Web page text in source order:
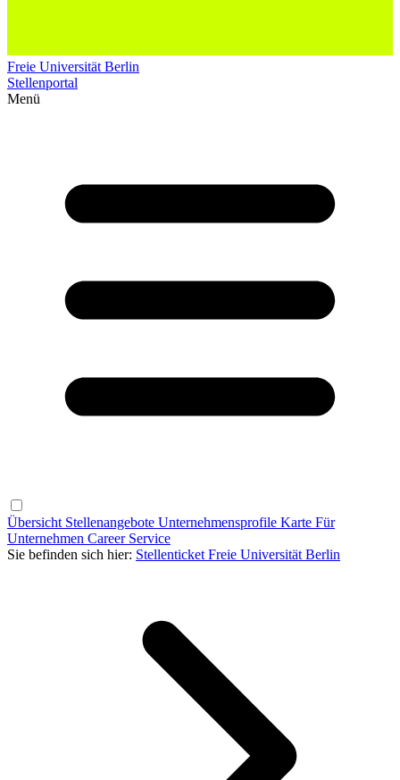
Freie Universität Berlin
Stellenportal
Menü
Übersicht Stellenangebote Unternehmensprofile Karte Für
Unternehmen Career Service
Sie befinden sich hier: Stellenticket Freie Universität Berlin